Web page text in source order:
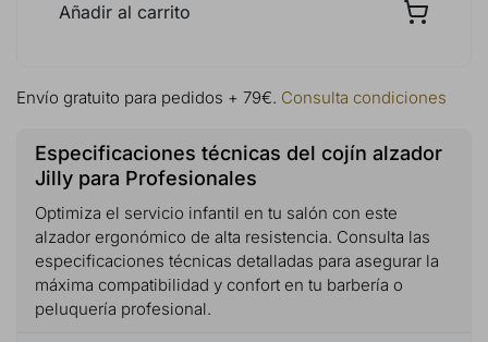
Añadir al carrito
Envío gratuito para pedidos + 79€. Consulta condiciones
Especificaciones técnicas del cojín alzador
Jilly para Profesionales
Optimiza el servicio infantil en tu salón con este
alzador ergonómico de alta resistencia. Consulta las
especificaciones técnicas detalladas para asegurar la
máxima compatibilidad y confort en tu barbería o
peluquería profesional.